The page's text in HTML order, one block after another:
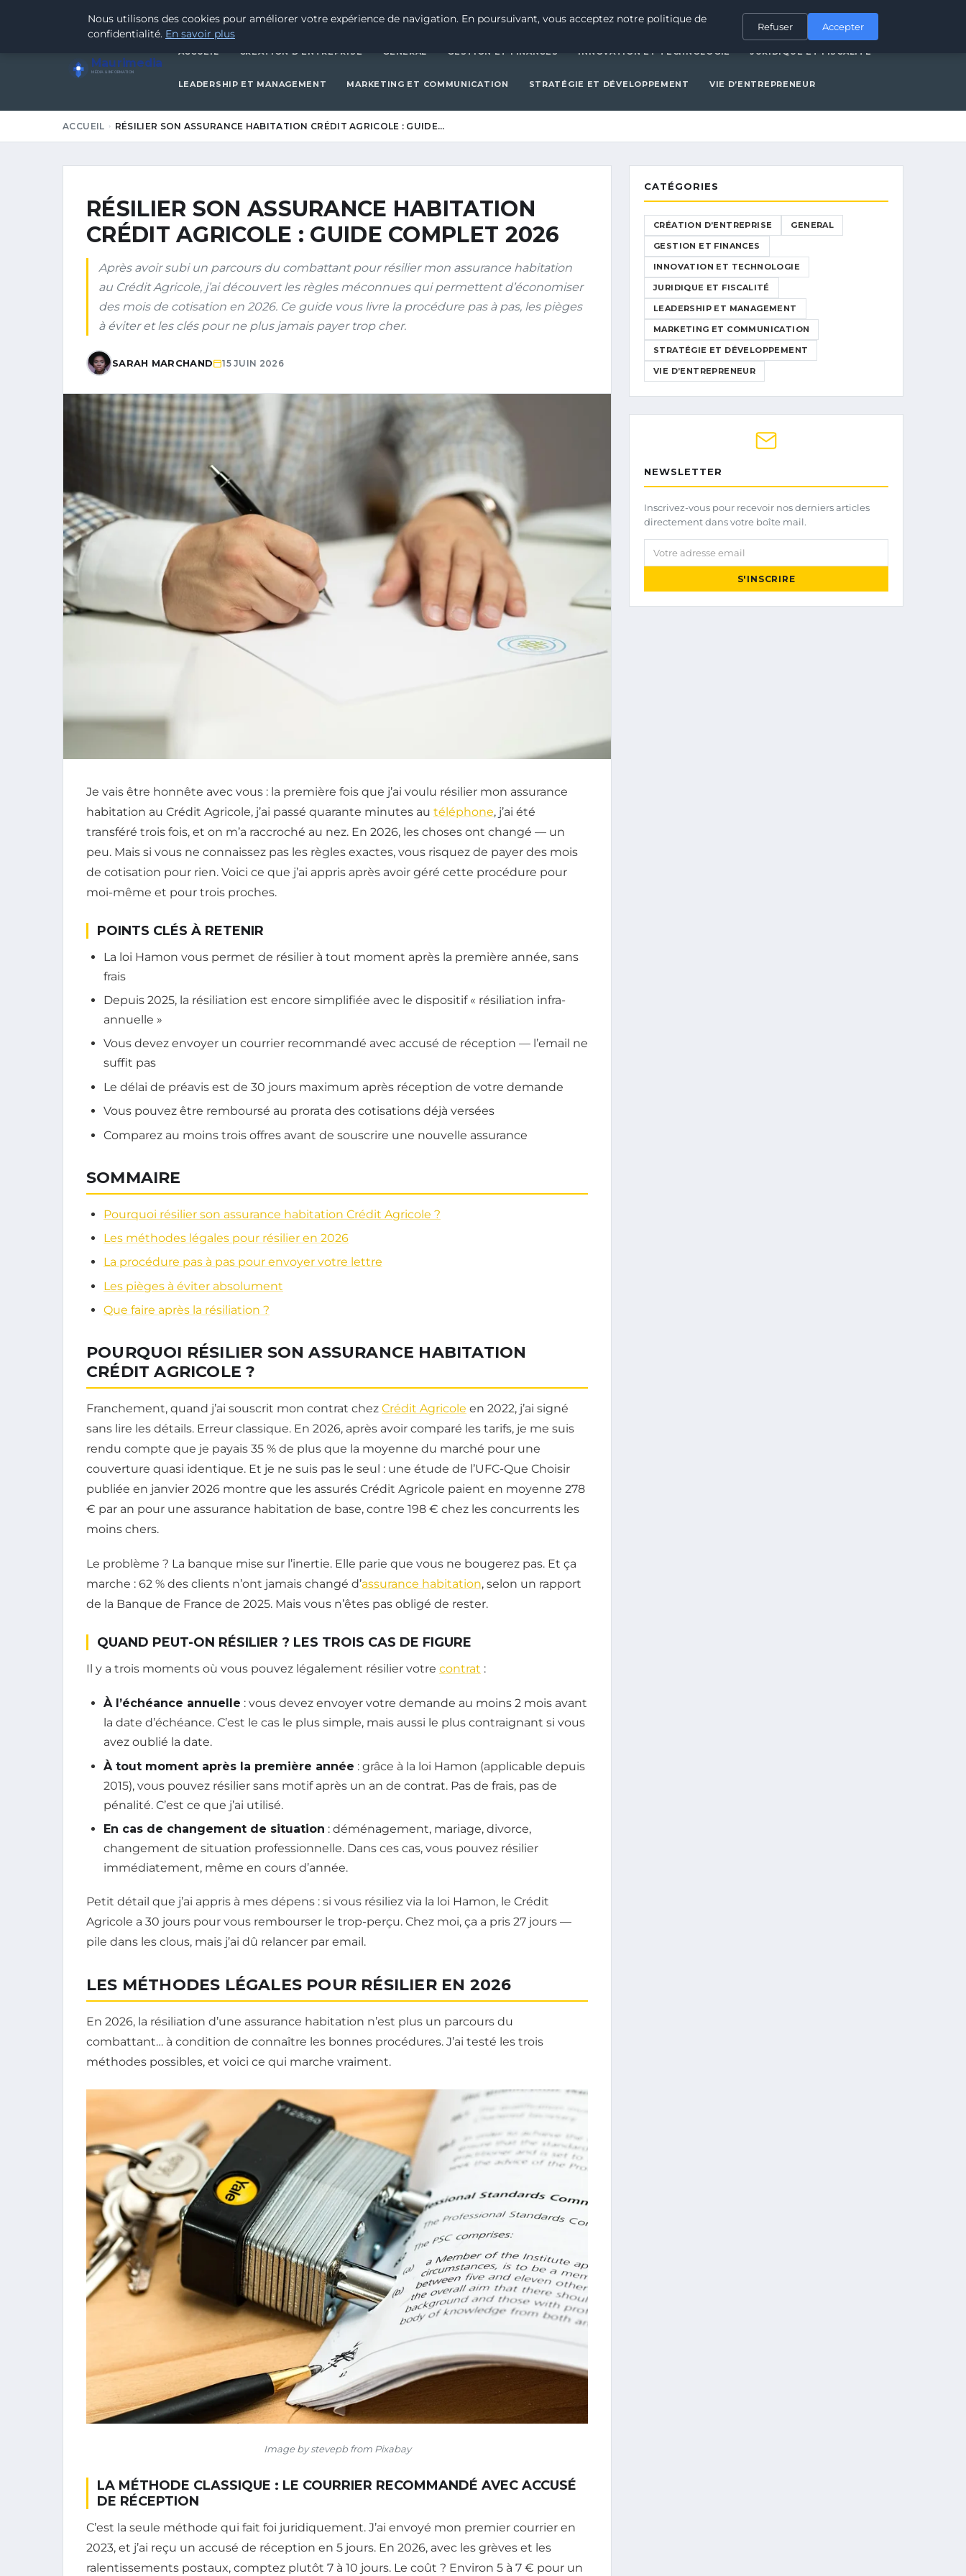
15 JUIN 2026 CRÉATION D’ENTREPRISE GENERALGESTION ET FINANCESINNOVATION ET TECHNOLOGIE
Maurimedia
MÉDIA & INFORMATION
ACCUEIL CRÉATION D’ENTREPRISE GENERAL GESTION ET FINANCES INNOVATION ET TECHNOLOGIE JURIDIQUE ET FISCALITÉ
LEADERSHIP ET MANAGEMENT MARKETING ET COMMUNICATION STRATÉGIE ET DÉVELOPPEMENT VIE D’ENTREPRENEUR
ACCUEIL RÉSILIER SON ASSURANCE HABITATION CRÉDIT AGRICOLE : GUIDE…
RÉSILIER SON ASSURANCE HABITATION
CRÉDIT AGRICOLE : GUIDE COMPLET 2026
Après avoir subi un parcours du combattant pour résilier mon assurance habitation
au Crédit Agricole, j’ai découvert les règles méconnues qui permettent d’économiser
des mois de cotisation en 2026. Ce guide vous livre la procédure pas à pas, les pièges
à éviter et les clés pour ne plus jamais payer trop cher.
SARAH MARCHAND 15 JUIN 2026
Je vais être honnête avec vous : la première fois que j’ai voulu résilier mon assurance
habitation au Crédit Agricole, j’ai passé quarante minutes au téléphone, j’ai été
transféré trois fois, et on m’a raccroché au nez. En 2026, les choses ont changé — un
peu. Mais si vous ne connaissez pas les règles exactes, vous risquez de payer des mois
de cotisation pour rien. Voici ce que j’ai appris après avoir géré cette procédure pour
moi-même et pour trois proches.
POINTS CLÉS À RETENIR
La loi Hamon vous permet de résilier à tout moment après la première année, sans
frais
Depuis 2025, la résiliation est encore simplifiée avec le dispositif « résiliation infra-
annuelle »
Vous devez envoyer un courrier recommandé avec accusé de réception — l’email ne
suffit pas
Le délai de préavis est de 30 jours maximum après réception de votre demande
Vous pouvez être remboursé au prorata des cotisations déjà versées
Comparez au moins trois offres avant de souscrire une nouvelle assurance
SOMMAIRE
Pourquoi résilier son assurance habitation Crédit Agricole ?
Les méthodes légales pour résilier en 2026
La procédure pas à pas pour envoyer votre lettre
Les pièges à éviter absolument
Que faire après la résiliation ?
POURQUOI RÉSILIER SON ASSURANCE HABITATION
CRÉDIT AGRICOLE ?
Franchement, quand j’ai souscrit mon contrat chez Crédit Agricole en 2022, j’ai signé
sans lire les détails. Erreur classique. En 2026, après avoir comparé les tarifs, je me suis
rendu compte que je payais 35 % de plus que la moyenne du marché pour une
couverture quasi identique. Et je ne suis pas le seul : une étude de l’UFC-Que Choisir
publiée en janvier 2026 montre que les assurés Crédit Agricole paient en moyenne 278
€ par an pour une assurance habitation de base, contre 198 € chez les concurrents les
moins chers.
Le problème ? La banque mise sur l’inertie. Elle parie que vous ne bougerez pas. Et ça
marche : 62 % des clients n’ont jamais changé d’assurance habitation, selon un rapport
de la Banque de France de 2025. Mais vous n’êtes pas obligé de rester.
QUAND PEUT-ON RÉSILIER ? LES TROIS CAS DE FIGURE
Il y a trois moments où vous pouvez légalement résilier votre contrat :
À l’échéance annuelle : vous devez envoyer votre demande au moins 2 mois avant
la date d’échéance. C’est le cas le plus simple, mais aussi le plus contraignant si vous
avez oublié la date.
À tout moment après la première année : grâce à la loi Hamon (applicable depuis
2015), vous pouvez résilier sans motif après un an de contrat. Pas de frais, pas de
pénalité. C’est ce que j’ai utilisé.
En cas de changement de situation : déménagement, mariage, divorce,
changement de situation professionnelle. Dans ces cas, vous pouvez résilier
immédiatement, même en cours d’année.
Petit détail que j’ai appris à mes dépens : si vous résiliez via la loi Hamon, le Crédit
Agricole a 30 jours pour vous rembourser le trop-perçu. Chez moi, ça a pris 27 jours —
pile dans les clous, mais j’ai dû relancer par email.
LES MÉTHODES LÉGALES POUR RÉSILIER EN 2026
En 2026, la résiliation d’une assurance habitation n’est plus un parcours du
combattant… à condition de connaître les bonnes procédures. J’ai testé les trois
méthodes possibles, et voici ce qui marche vraiment.
Image by stevepb from Pixabay
LA MÉTHODE CLASSIQUE : LE COURRIER RECOMMANDÉ AVEC ACCUSÉ
DE RÉCEPTION
C’est la seule méthode qui fait foi juridiquement. J’ai envoyé mon premier courrier en
2023, et j’ai reçu un accusé de réception en 5 jours. En 2026, avec les grèves et les
ralentissements postaux, comptez plutôt 7 à 10 jours. Le coût ? Environ 5 à 7 € pour un
CATÉGORIES
CRÉATION D’ENTREPRISE GENERAL
GESTION ET FINANCES
INNOVATION ET TECHNOLOGIE
JURIDIQUE ET FISCALITÉ
LEADERSHIP ET MANAGEMENT
MARKETING ET COMMUNICATION
STRATÉGIE ET DÉVELOPPEMENT
VIE D’ENTREPRENEUR
NEWSLETTER
Inscrivez-vous pour recevoir nos derniers articles
directement dans votre boîte mail.
Votre adresse email
S'INSCRIRE
Nous utilisons des cookies pour améliorer votre expérience de navigation. En poursuivant, vous acceptez notre politique de
confidentialité. En savoir plus
Refuser Accepter